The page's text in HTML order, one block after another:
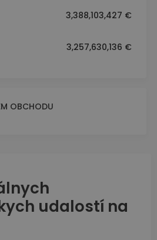
3,388,103,427 €
3,257,630,136 €
OBCHODU
udalostí na